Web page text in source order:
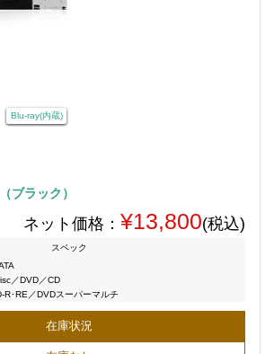
Blu-ray(内蔵)
ブラック）
ネット価格： ¥13,800(税込)
スペック
／DVD／CD
R･RE／DVDスーパーマルチ
在庫状況